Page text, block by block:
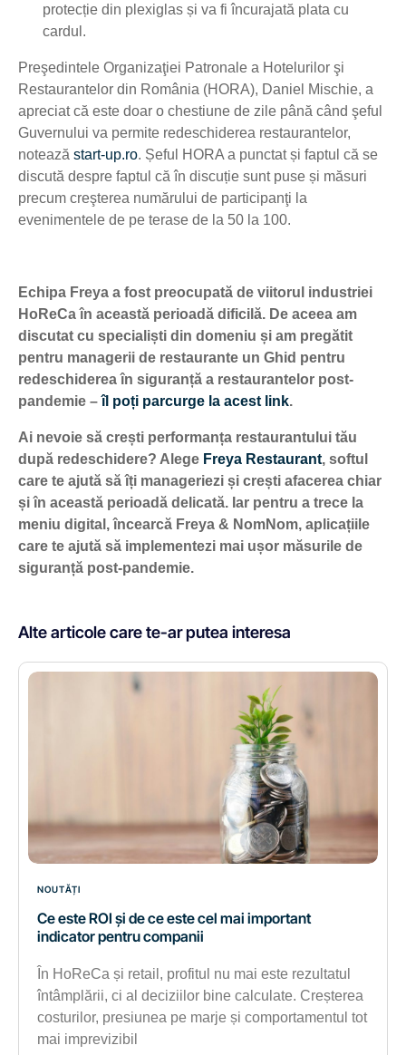
protecție din plexiglas și va fi încurajată plata cu
cardul.
Preşedintele Organizaţiei Patronale a Hotelurilor şi
Restaurantelor din România (HORA), Daniel Mischie, a
apreciat că este doar o chestiune de zile până când şeful
Guvernului va permite redeschiderea restaurantelor,
notează start-up.ro. Șeful HORA a punctat și faptul că se
discută despre faptul că în discuție sunt puse și măsuri
precum creşterea numărului de participanţi la
evenimentele de pe terase de la 50 la 100.
Echipa Freya a fost preocupată de viitorul industriei
HoReCa în această perioadă dificilă. De aceea am
discutat cu specialiști din domeniu și am pregătit
pentru managerii de restaurante un Ghid pentru
redeschiderea în siguranță a restaurantelor post-
pandemie –îl poți parcurge la acest link.
Ai nevoie să crești performanța restaurantului tău
după redeschidere? Alege Freya Restaurant, softul
care te ajută să îți manageriezi și crești afacerea chiar
și în această perioadă delicată. Iar pentru a trece la
meniu digital, încearcă Freya & NomNom, aplicațiile
care te ajută să implementezi mai ușor măsurile de
siguranță post-pandemie.
Alte articole care te-ar putea interesa
NOUTĂȚI
Ce este ROI și de ce este cel mai important
indicator pentru companii
În HoReCa și retail, profitul nu mai este rezultatul
întâmplării, ci al deciziilor bine calculate. Creșterea
costurilor, presiunea pe marje și comportamentul tot
mai imprevizibil